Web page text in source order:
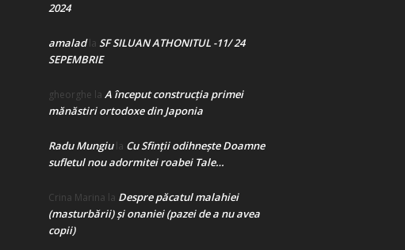
2024
amaladla SF SILUAN ATHONITUL -11/ 24
SEPEMBRIE
gheorghe la A început construcţia primei
mănăstiri ortodoxe din Japonia
Radu Mungiula Cu Sfinții odihnește Doamne
sufletul nou adormitei roabei Tale…
Crina Marina la Despre păcatul malahiei
(masturbării) şi onaniei (pazei de a nu avea
copii)